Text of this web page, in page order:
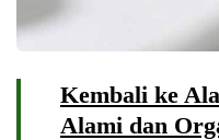
Kembali ke
Alami dan